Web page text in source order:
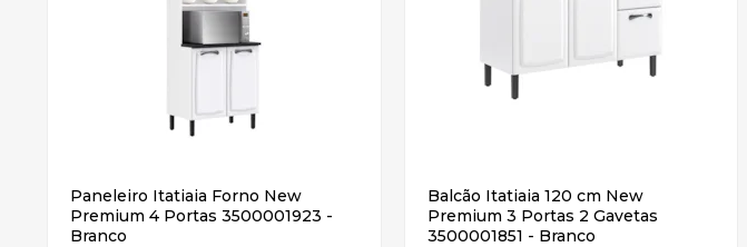
Paneleiro Itatiaia Forno New
Premium 4 Portas 3500001923 -
Branco
Balcão Itatiaia 120 cm New
Premium 3 Portas 2 Gavetas
3500001851 - Branco